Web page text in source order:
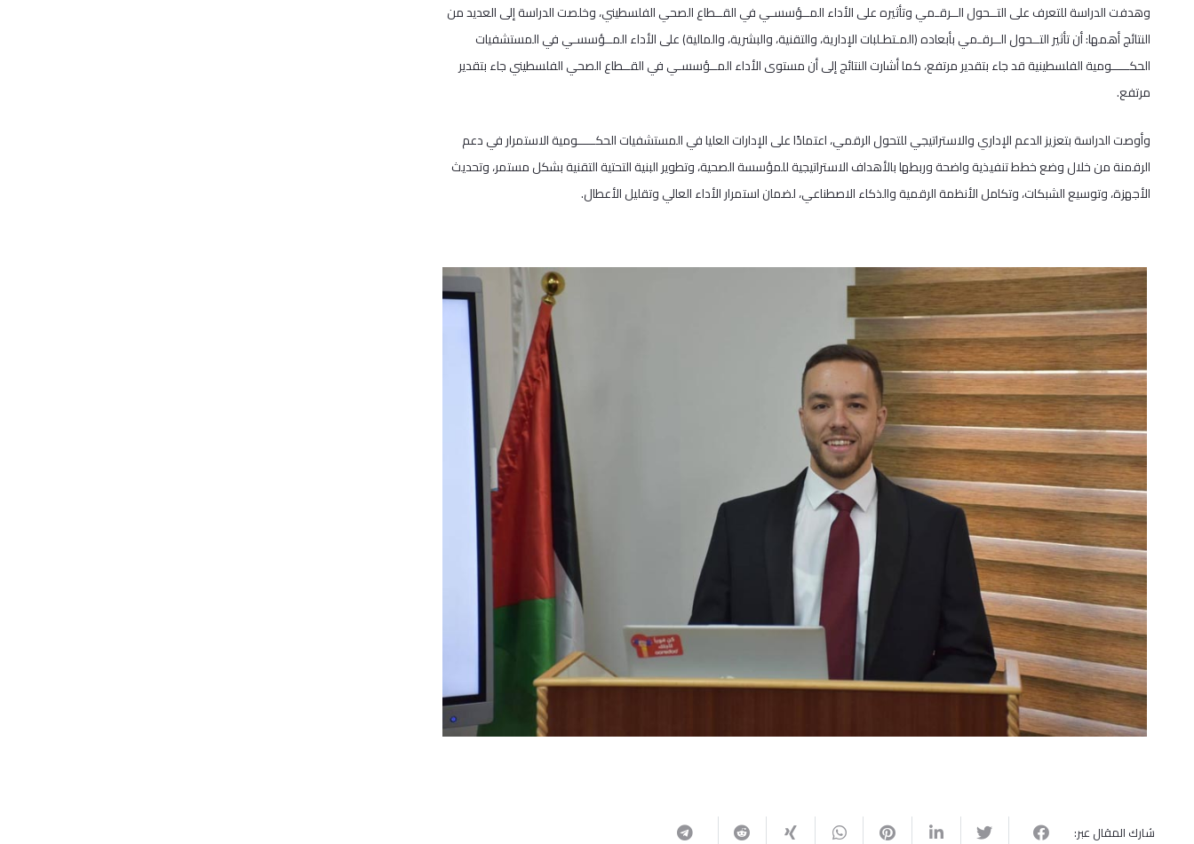
وهدفت الدراسة للتعرف على التــحول الــرقـمي وتأثيره على الأداء المــؤسسـي في القــطاع الصحي الفلسطيني، وخلصت الدراسة إلى العديد من
النتائج أهمها: أن تأثير التــحول الــرقـمي بأبعاده (المـتطـلبات الإدارية، والتقنية، والبشرية، والمالية) على الأداء المــؤسسـي في المستشفيات
الحكـــــومية الفلسطينية قد جاء بتقدير مرتفع، كما أشارت النتائج إلى أن مستوى الأداء المــؤسسـي في القــطاع الصحي الفلسطيني جاء بتقدير
مرتفع.
وأوصت الدراسة بتعزيز الدعم الإداري والاستراتيجي للتحول الرقمي، اعتمادًا على الإدارات العليا في المستشفيات الحكـــــومية الاستمرار في دعم
الرقمنة من خلال وضع خطط تنفيذية واضحة وربطها بالأهداف الاستراتيجية للمؤسسة الصحية، وتطوير البنية التحتية التقنية بشكل مستمر، وتحديث
الأجهزة، وتوسيع الشبكات، وتكامل الأنظمة الرقمية والذكاء الاصطناعي، لضمان استمرار الأداء العالي وتقليل الأعطال.
شارك المقال عبر: